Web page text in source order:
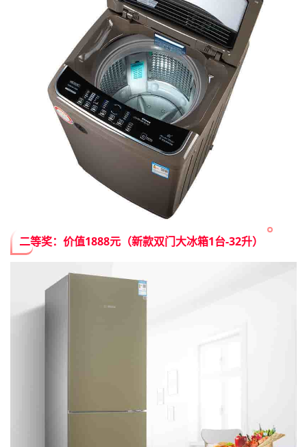
二等奖：价值1888元（新款双门大冰箱1台-32升）